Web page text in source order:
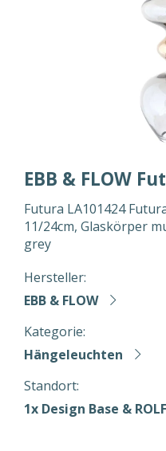
EBB & FLOW
Futura LA101424
11/24cm, Glaskörper
grey
Hersteller:
EBB & FLOW
Kategorie:
Hängeleuchten
Standort:
1x Design Base &